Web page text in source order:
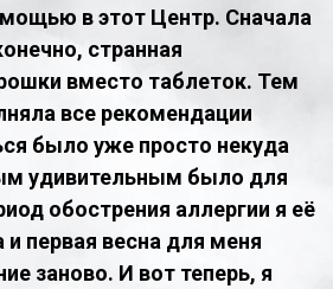
в этот Центр. Сначала
странная
вместо таблеток. Тем
все рекомендации
было уже просто некуда
удивительным было для
обострения аллергии я её
и первая весна для меня
заново. И вот теперь, я